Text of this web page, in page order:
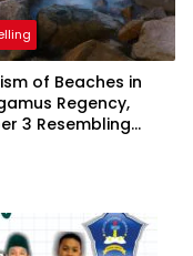
of Beaches in
Regency,
3 Resembling